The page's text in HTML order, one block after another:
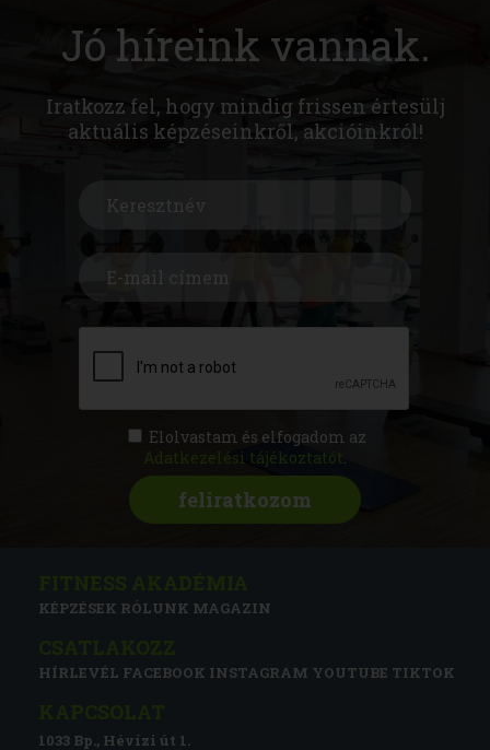
Jó híreink vannak.
Iratkozz fel, hogy mindig frissen értesülj
aktuális képzéseinkről, akcióinkról!
Elolvastam és elfogadom az
Adatkezelési tájékoztatót
KÉPZÉSEK RÓLUNK MAGAZIN
HÍRLEVÉL FACEBOOK INSTAGRAM YOUTUBE TIKTOK
1033 Bp., Hévízi út 1.